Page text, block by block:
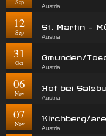
Austria
12
Sep
St. Martin -
Austria
31
Oct
Gmunden/
Austria
06
Nov
Hof bei
Austria
07
Nov
Kirchberg/
Austria